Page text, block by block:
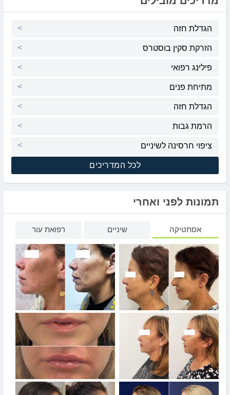
הגדלת חזה
הזרקת סקין בוסטרס
פילינג רפואי
מתיחת פנים
הגדלת חזה
הרמת גבות
ציפוי חרסינה לשיניים
לכל המדריכים
תמונות לפני ואחרי
אסתטיקה שיניים רפואת עור